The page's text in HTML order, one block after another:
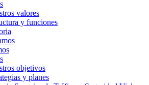
valores
y funciones
objetivos
y planes